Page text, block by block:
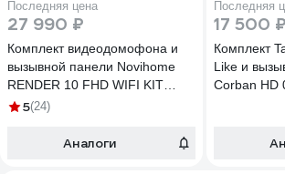
Последняя цена
27 990 ₽
Комплект видеодомофона и
вызывной панели Novihome
RENDER 10 FHD WIFI KIT
WHITE c переадресацией на
видеодомофона, вызывная
5(24)
Аналоги
Последняя
17 500 ₽
Комплект
Like и
Corban HD